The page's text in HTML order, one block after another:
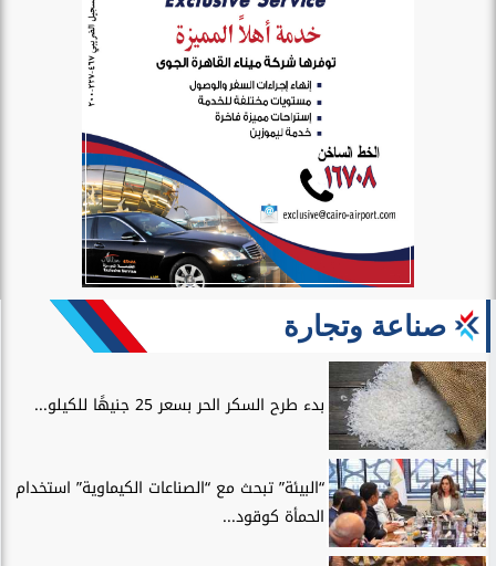
صناعة وتجارة
بدء طرح السكر الحر بسعر 25 جنيهًا للكيلو...
“البيئة” تبحث مع “الصناعات الكيماوية” استخدام
الحمأة كوقود...